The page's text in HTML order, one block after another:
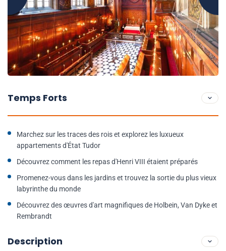
Temps Forts
Marchez sur les traces des rois et explorez les luxueux
appartements d'État Tudor
Découvrez comment les repas d'Henri VIII étaient préparés
Promenez-vous dans les jardins et trouvez la sortie du plus vieux
labyrinthe du monde
Découvrez des œuvres d'art magnifiques de Holbein, Van Dyke et
Rembrandt
Description